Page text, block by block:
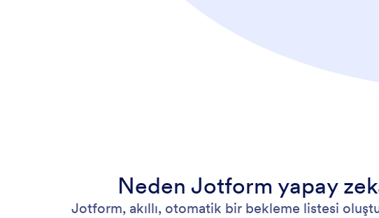
Neden Jotform yapay
Jotform, akıllı, otomatik bir bekleme listesi